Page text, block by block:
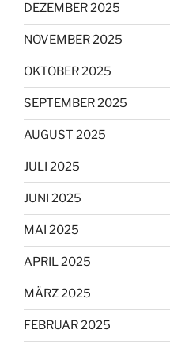
DEZEMBER 2025
NOVEMBER 2025
OKTOBER 2025
SEPTEMBER 2025
AUGUST 2025
JULI 2025
JUNI 2025
MAI 2025
APRIL 2025
MÄRZ 2025
FEBRUAR 2025